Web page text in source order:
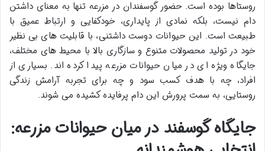
روستاها بوده است. حضور گوسفندان در مزرعه تنها به معنای داشتن
دام نیست، بلکه نمادی از پایداری، خودکفایی و ارتباط عمیق با
طبیعت است. این حیوانات دوست داشتنی، با قابلیت های بی نظیر
خود در تولید محصولات متنوع و سازگاری بالا با محیط های مختلف،
جایگاه ویژه ای در میان حیوانات مزرعه پیدا کرده اند. بسیاری از
افراد، چه با هدف کسب سود و چه برای تجربه آرامش زندگی
روستایی، به سمت پرورش این دام پرفایده کشیده می شوند.
جایگاه گوسفند در میان حیوانات مزرعه: